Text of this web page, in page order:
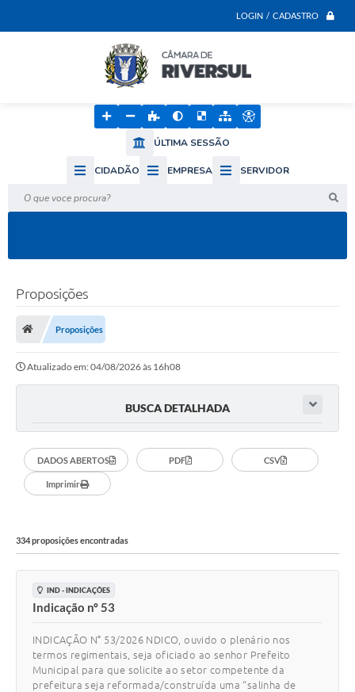
LOGIN / CADASTRO
O que voce procura?
CIDADÃO EMPRESA SERVIDOR
ÚLTIMA SESSÃO
Proposições
Proposições
Atualizado em: 04/08/2026 às 16h08
BUSCA DETALHADA
DADOS ABERTOS PDF CSV
Imprimir
334 proposições encontradas
IND - INDICAÇÕES
Indicação nº 53
INDICAÇÃO N° 53/2026 NDICO, ouvido o plenário nos
termos regimentais, seja oficiado ao senhor Prefeito
Municipal para que solicite ao setor competente da
prefeitura seja reformada/construída uma “salinha de